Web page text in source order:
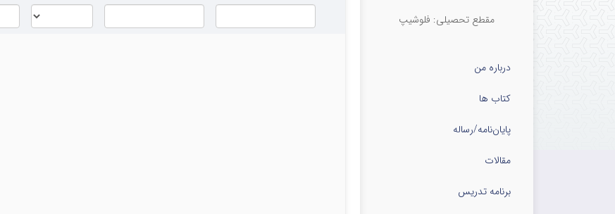
مقطع تحصیلی: فلوشیپ
درباره من
کتاب ها
پایان‌نامه‌/رساله
مقالات
برنامه تدریس